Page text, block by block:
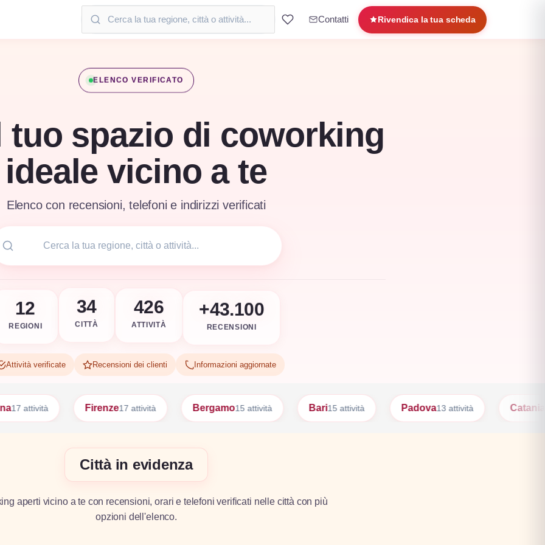
Contatti Rivendica la tua scheda
ELENCO VERIFICATO
tuo spazio di coworking
ideale vicino a te
Elenco con recensioni, telefoni e indirizzi verificati
12
REGIONI
34
CITTÀ
426
ATTIVITÀ
+43.100
RECENSIONI
Attività verificate Recensioni dei clienti Informazioni aggiornate
Firenze17 attività Bergamo 15 attività Bari15 attività Padova13 attività Catania12 attività
Città in evidenza
aperti vicino a te con recensioni, orari e telefoni verificati nelle città con più
opzioni dell'elenco.